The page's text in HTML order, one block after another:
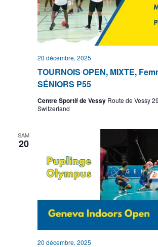
TOURNOIS OPEN, MIXTE,
SÉNIORS P55
20 décembre, 2025
Centre Sportif de Vessy Route de Vessy
Switzerland
SAM
20
20 décembre, 2025